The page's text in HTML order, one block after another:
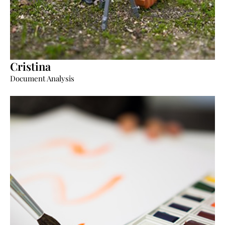
Cristina
Document Analysis
“Nos implicamos hasta el final”.